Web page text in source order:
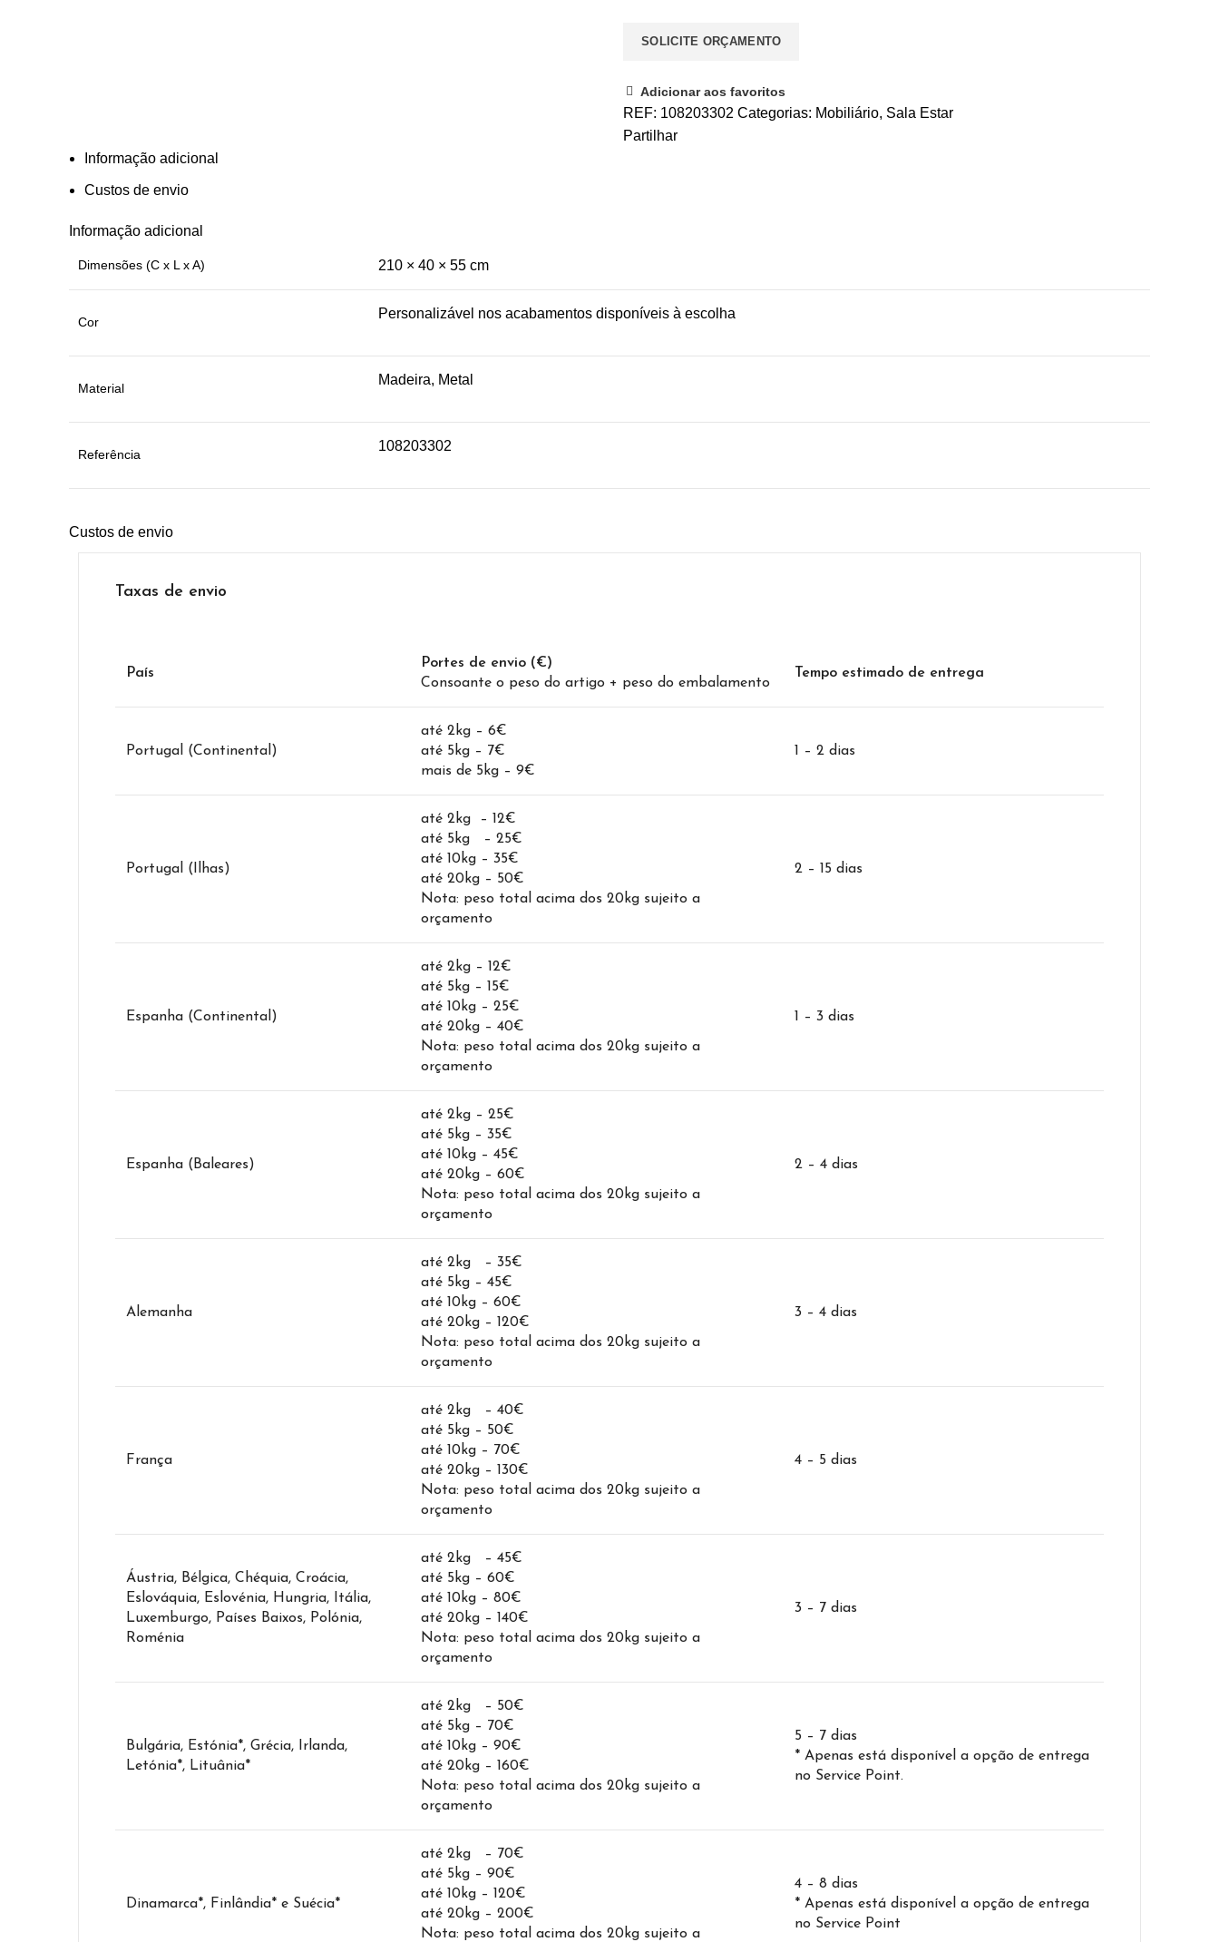
SOLICITE ORÇAMENTO
Adicionar aos favoritos
REF: 108203302 Categorias: Mobiliário, Sala Estar
Partilhar
Informação adicional
Custos de envio
Informação adicional
Dimensões (C x L x A) 210 × 40 × 55 cm
Cor
Personalizável nos acabamentos disponíveis à escolha
Material
Madeira, Metal
Referência
108203302
Custos de envio
Taxas de envio
País
Portes de envio (€)
Consoante o peso do artigo + peso do embalamento
Tempo estimado de entrega
Portugal (Continental)
até 2kg – 6€
até 5kg – 7€
mais de 5kg – 9€
1 – 2 dias
Portugal (Ilhas)
até 2kg – 12€
até 5kg – 25€
até 10kg – 35€
até 20kg – 50€
Nota: peso total acima dos 20kg sujeito a
orçamento
2 – 15 dias
Espanha (Continental)
até 2kg – 12€
até 5kg – 15€
até 10kg – 25€
até 20kg – 40€
Nota: peso total acima dos 20kg sujeito a
orçamento
1 – 3 dias
Espanha (Baleares)
até 2kg – 25€
até 5kg – 35€
até 10kg – 45€
até 20kg – 60€
Nota: peso total acima dos 20kg sujeito a
orçamento
2 – 4 dias
Alemanha
até 2kg – 35€
até 5kg – 45€
até 10kg – 60€
até 20kg – 120€
Nota: peso total acima dos 20kg sujeito a
orçamento
3 – 4 dias
França
até 2kg – 40€
até 5kg – 50€
até 10kg – 70€
até 20kg – 130€
Nota: peso total acima dos 20kg sujeito a
orçamento
4 – 5 dias
Áustria, Bélgica, Chéquia, Croácia,
Eslováquia, Eslovénia, Hungria, Itália,
Luxemburgo, Países Baixos, Polónia,
Roménia
até 2kg – 45€
até 5kg – 60€
até 10kg – 80€
até 20kg – 140€
Nota: peso total acima dos 20kg sujeito a
orçamento
3 – 7 dias
Bulgária, Estónia*, Grécia, Irlanda,
Letónia*, Lituânia*
até 2kg – 50€
até 5kg – 70€
até 10kg – 90€
até 20kg – 160€
Nota: peso total acima dos 20kg sujeito a
orçamento
5 – 7 dias
* Apenas está disponível a opção de entrega
no Service Point.
Dinamarca*, Finlândia* e Suécia*
até 2kg – 70€
até 5kg – 90€
até 10kg – 120€
até 20kg – 200€
Nota: peso total acima dos 20kg sujeito a
4 – 8 dias
* Apenas está disponível a opção de entrega
no Service Point